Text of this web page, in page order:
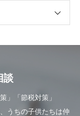
談
」「節税対策」
うちの子供たちは仲